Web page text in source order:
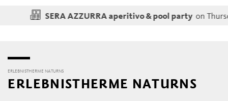
SERA AZZURRA aperitivo & pool partyon Thursday, 20/
ERLEBNISTHERME NATURNS
ERLEBNISTHERME NATURNS